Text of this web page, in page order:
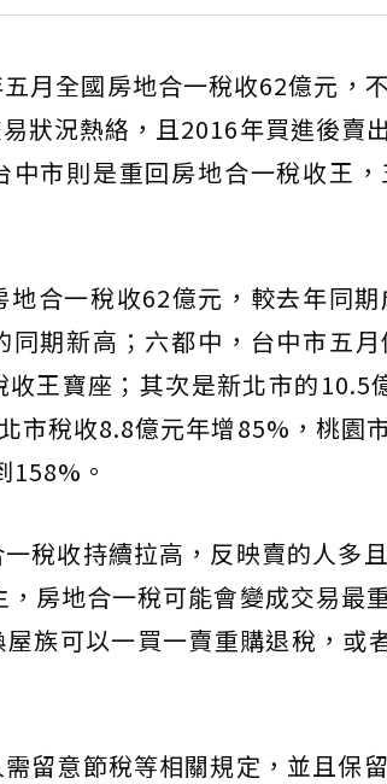
月全國房地合一稅收62億元，
狀況熱絡，且2016年買進後賣
中市則是重回房地合一稅收王
合一稅收62億元，較去年同
同期新高；六都中，台中市五
王寶座；其次是新北市的10.5
市稅收8.8億元年增85%，桃園
158%。
稅收持續拉高，反映賣的人多
房地合一稅可能會變成交易最
族可以一買一賣重購退稅，或
留意節稅等相關規定，並且保